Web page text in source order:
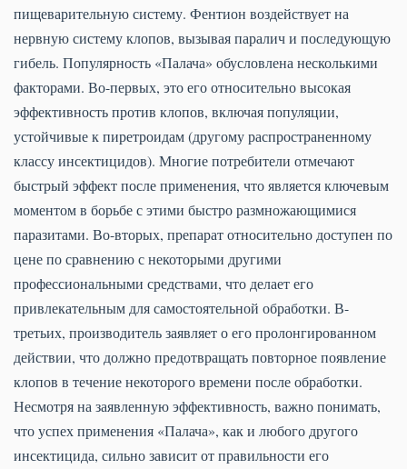
пищеварительную систему. Фентион воздействует на
нервную систему клопов, вызывая паралич и последующую
гибель. Популярность «Палача» обусловлена несколькими
факторами. Во-первых, это его относительно высокая
эффективность против клопов, включая популяции,
устойчивые к пиретроидам (другому распространенному
классу инсектицидов). Многие потребители отмечают
быстрый эффект после применения, что является ключевым
моментом в борьбе с этими быстро размножающимися
паразитами. Во-вторых, препарат относительно доступен по
цене по сравнению с некоторыми другими
профессиональными средствами, что делает его
привлекательным для самостоятельной обработки. В-
третьих, производитель заявляет о его пролонгированном
действии, что должно предотвращать повторное появление
клопов в течение некоторого времени после обработки.
Несмотря на заявленную эффективность, важно понимать,
что успех применения «Палача», как и любого другого
инсектицида, сильно зависит от правильности его